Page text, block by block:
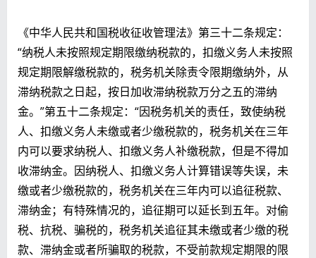
《中华人民共和国税收征收管理法》第三十二条规定：
“纳税人未按照规定期限缴纳税款的，扣缴义务人未按照
规定期限解缴税款的，税务机关除责令限期缴纳外，从
滞纳税款之日起，按日加收滞纳税款万分之五的滞纳
金。”第五十二条规定：“因税务机关的责任，致使纳税
人、扣缴义务人未缴或者少缴税款的，税务机关在三年
内可以要求纳税人、扣缴义务人补缴税款，但是不得加
收滞纳金。因纳税人、扣缴义务人计算错误等失误，未
缴或者少缴税款的，税务机关在三年内可以追征税款、
滞纳金；有特殊情况的，追征期可以延长到五年。对偷
税、抗税、骗税的，税务机关追征其未缴或者少缴的税
款、滞纳金或者所骗取的税款，不受前款规定期限的限